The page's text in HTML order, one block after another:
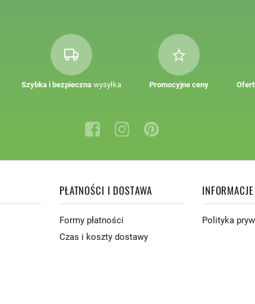
Szybka i bezpieczna wysyłka Promocyjne ceny
PŁATNOŚCI I DOSTAWA
Formy płatności
Czas i koszty dostawy
INFORMACJE
Polityka